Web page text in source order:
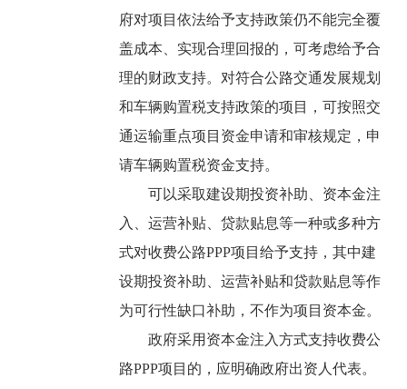
府对项目依法给予支持政策仍不能完全覆
盖成本、实现合理回报的，可考虑给予合
理的财政支持。对符合公路交通发展规划
和车辆购置税支持政策的项目，可按照交
通运输重点项目资金申请和审核规定，申
请车辆购置税资金支持。
可以采取建设期投资补助、资本金注
入、运营补贴、贷款贴息等一种或多种方
式对收费公路PPP项目给予支持，其中建
设期投资补助、运营补贴和贷款贴息等作
为可行性缺口补助，不作为项目资本金。
政府采用资本金注入方式支持收费公
路PPP项目的，应明确政府出资人代表。